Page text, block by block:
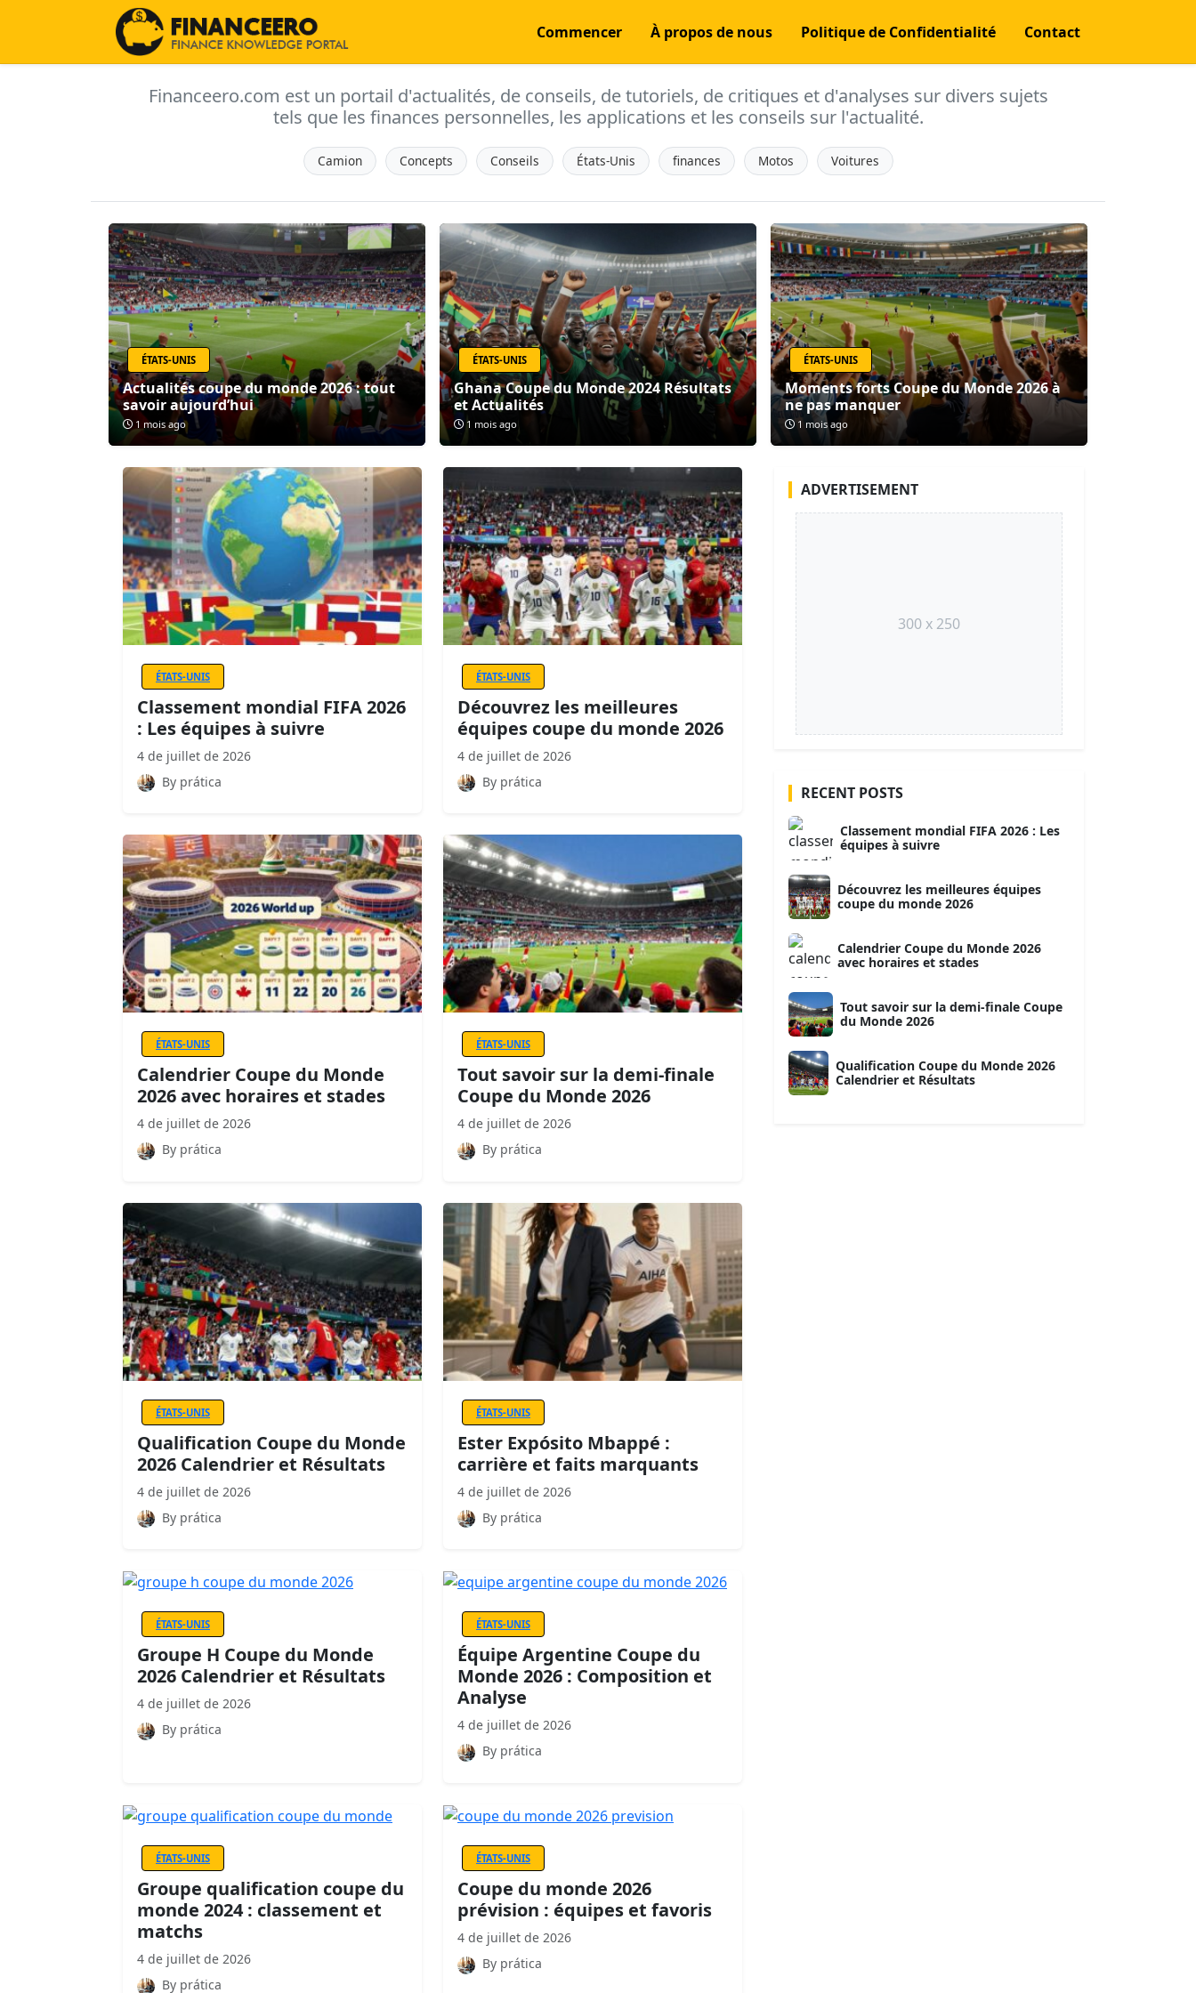
Commencer À propos de nous Politique de Confidentialité Contact
Financeero.com est un portail d'actualités, de conseils, de tutoriels, de critiques et d'analyses sur divers sujets
tels que les finances personnelles, les applications et les conseils sur l'actualité.
Camion Concepts Conseils États-Unis finances Motos Voitures
ÉTATS-UNIS
Actualités coupe du monde 2026 : tout
savoir aujourd’hui
1 mois ago
ÉTATS-UNIS
Ghana Coupe du Monde 2024 Résultats
et Actualités
1 mois ago
ÉTATS-UNIS
Moments forts Coupe du Monde 2026 à
ne pas manquer
1 mois ago
ÉTATS-UNIS
Classement mondial FIFA 2026
: Les équipes à suivre
4 de juillet de 2026
By prática
ÉTATS-UNIS
Découvrez les meilleures
équipes coupe du monde 2026
4 de juillet de 2026
By prática
ÉTATS-UNIS
Calendrier Coupe du Monde
2026 avec horaires et stades
4 de juillet de 2026
By prática
ÉTATS-UNIS
Tout savoir sur la demi-finale
Coupe du Monde 2026
4 de juillet de 2026
By prática
ÉTATS-UNIS
Qualification Coupe du Monde
2026 Calendrier et Résultats
4 de juillet de 2026
By prática
ÉTATS-UNIS
Ester Expósito Mbappé :
carrière et faits marquants
4 de juillet de 2026
By prática
ÉTATS-UNIS
Groupe H Coupe du Monde
2026 Calendrier et Résultats
4 de juillet de 2026
By prática
ÉTATS-UNIS
Équipe Argentine Coupe du
Monde 2026 : Composition et
Analyse
4 de juillet de 2026
By prática
ÉTATS-UNIS
Groupe qualification coupe du
monde 2024 : classement et
matchs
4 de juillet de 2026
By prática
ÉTATS-UNIS
Coupe du monde 2026
prévision : équipes et favoris
4 de juillet de 2026
By prática
ADVERTISEMENT
300 x 250
RECENT POSTS
Classement mondial FIFA 2026 : Les
équipes à suivre
Découvrez les meilleures équipes
coupe du monde 2026
Calendrier Coupe du Monde 2026
avec horaires et stades
Tout savoir sur la demi-finale Coupe
du Monde 2026
Qualification Coupe du Monde 2026
Calendrier et Résultats